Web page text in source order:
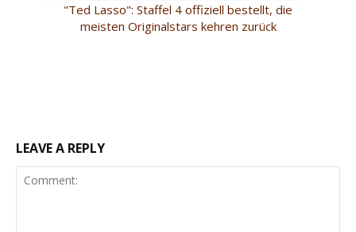
"Ted Lasso": Staffel 4 offiziell bestellt, die
meisten Originalstars kehren zurück
LEAVE A REPLY